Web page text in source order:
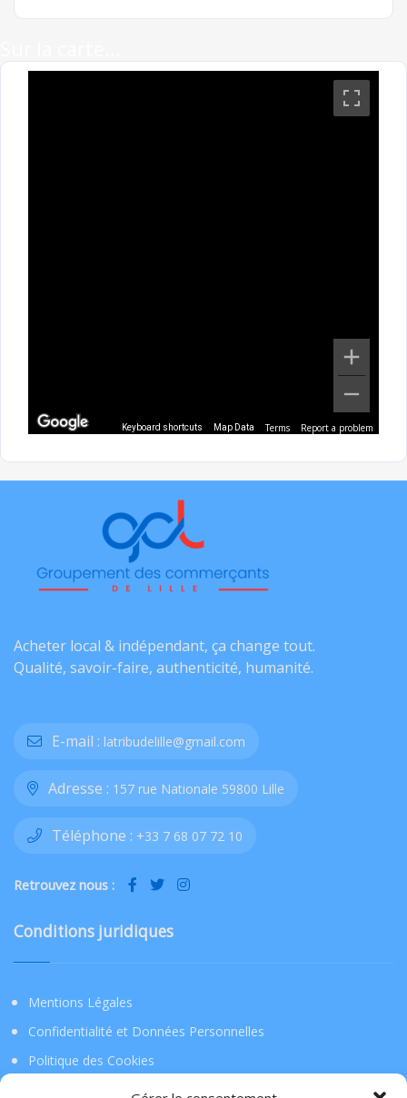
Keyboard shortcuts Map Data Terms Report a problem
Acheter local & indépendant, ça change tout.
Qualité, savoir-faire, authenticité, humanité.
E-mail : latribudelille@gmail.com
Adresse : 157 rue Nationale 59800 Lille
Téléphone : +33 7 68 07 72 10
Retrouvez nous :
Conditions juridiques
Mentions Légales
Confidentialité et Données Personnelles
Politique des Cookies